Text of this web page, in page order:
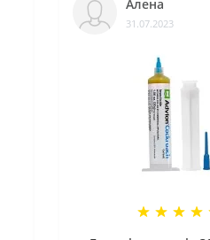
Алена
31.07.2023